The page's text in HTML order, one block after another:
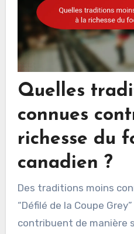
Quelles
connues
richesse du
canadien ?
Des traditions moins
“Défilé de la Coupe
contribuent de manière